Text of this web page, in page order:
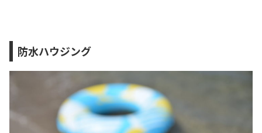
防水ハウジング